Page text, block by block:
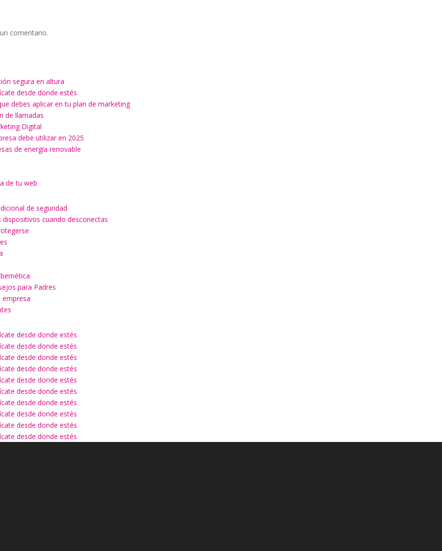
comentario.
segura en altura
desde donde estés
debes aplicar en tu plan de marketing
de llamadas
Digital
debe utilizar en 2025
de energía renovable
de tu web
de seguridad
cuando desconectas
para Padres
empresa
desde donde estés
desde donde estés
desde donde estés
desde donde estés
desde donde estés
desde donde estés
desde donde estés
desde donde estés
desde donde estés
desde donde estés